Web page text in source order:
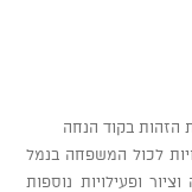
הזהות בקוד הנחה
לכול המשפחה בנמל
ופעילויות נוספות